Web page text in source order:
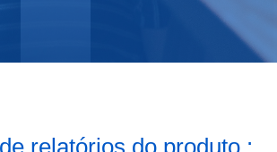
relatórios do produto :